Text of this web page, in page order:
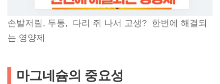
손발저림, 두통, 다리 쥐 나서 고생? 한번에 해결되
는 영양제
마그네슘의 중요성